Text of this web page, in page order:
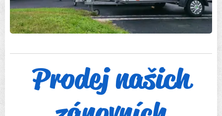
Prodej našich